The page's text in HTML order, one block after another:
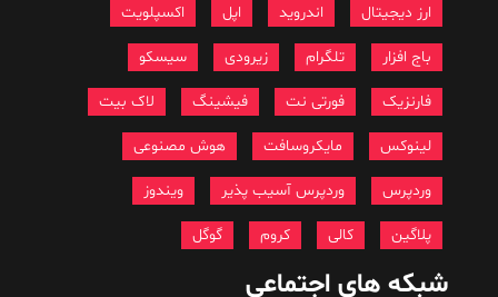
ارز دیجیتال اندروید اکسپلویت
باج افزار تلگرام زیرودی سیسکو
فارنزیک فورتی نت فیشینگ لاک بیت
لینوکس مایکروسافت هوش مصنوعی
وردپرس وردپرس آسیب پذیر ویندوز
پلاگین
شبکه های اجتماعی